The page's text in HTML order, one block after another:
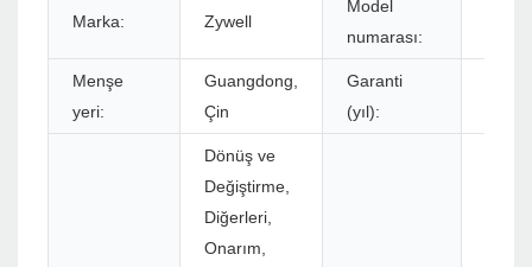
Marka: Zywell
Model
numarası:
Menşe
yeri:
Guangdong,
Çin
Garanti
(yıl):
Dönüş ve
Değiştirme,
Diğerleri,
Onarım,